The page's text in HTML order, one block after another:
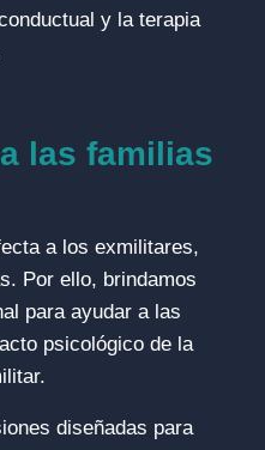
y la terapia
las familias
a los exmilitares,
Por ello, brindamos
para ayudar a las
psicológico de la
diseñadas para